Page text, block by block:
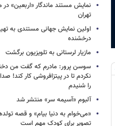
نمایش مستند ماندگار «اربعین»
تهران
اولین نمایش جهانی مستندی به
درخشنده
مازیار لرستانی به تلویزیون برگشت
سوسن پرور: مادرم که گفت من
نکردم تا در پیتزافروشی کار
را شنیدم
آلبوم «آسیمه سر» منتشر شد
«می‌خوام به دنیا بیام» و قصه
تصویر برای کودک مهم است